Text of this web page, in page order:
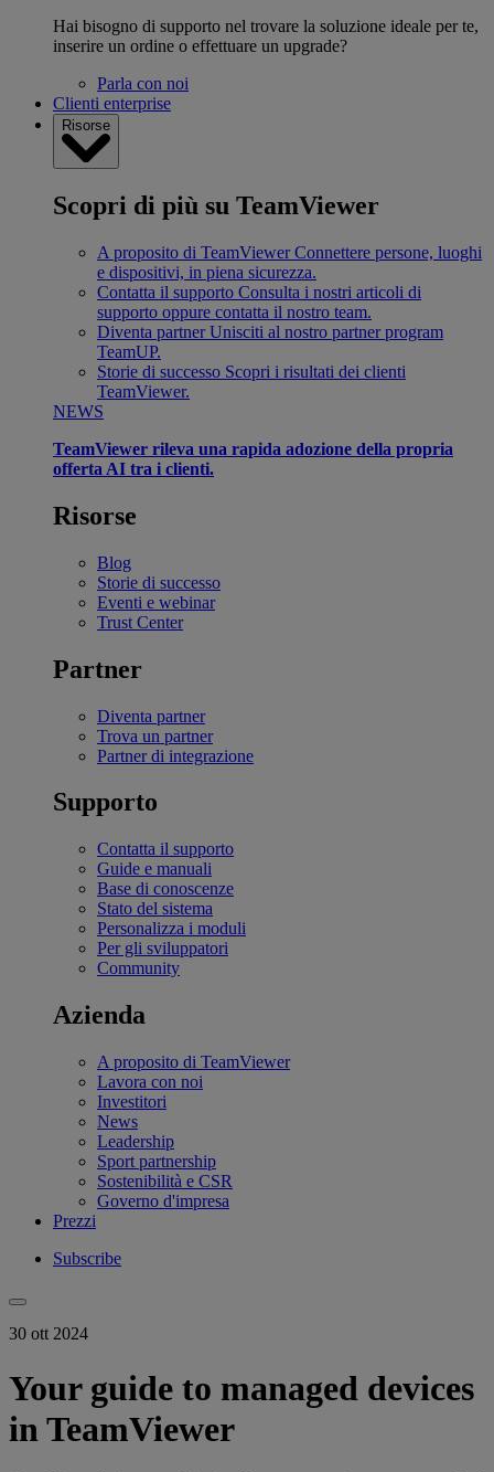
Hai bisogno di supporto nel trovare la soluzione ideale per te,
inserire un ordine o effettuare un upgrade?
Parla con noi
Clienti enterprise
Risorse
Scopri di più su TeamViewer
A proposito di TeamViewer Connettere persone, luoghi
e dispositivi, in piena sicurezza.
Contatta il supporto Consulta i nostri articoli di
supporto oppure contatta il nostro team.
Diventa partner Unisciti al nostro partner program
TeamUP.
Storie di successo Scopri i risultati dei clienti
TeamViewer.
NEWS
TeamViewer rileva una rapida adozione della propria
offerta AI tra i clienti.
Risorse
Blog
Storie di successo
Eventi e webinar
Trust Center
Partner
Diventa partner
Trova un partner
Partner di integrazione
Supporto
Contatta il supporto
Guide e manuali
Base di conoscenze
Stato del sistema
Personalizza i moduli
Per gli sviluppatori
Community
Azienda
A proposito di TeamViewer
Lavora con noi
Investitori
News
Leadership
Sport partnership
Sostenibilità e CSR
Governo d'impresa
Prezzi
Subscribe
30 ott 2024
Your guide to managed devices
in TeamViewer